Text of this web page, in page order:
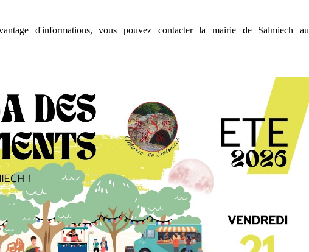
d'informations, vous pouvez contacter la mairie de Salmiech au